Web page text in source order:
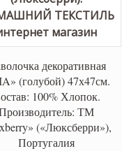
декоративная
(голубой) 47х47см.
100% Хлопок.
ТМ
(«Люксберри»),
Португалия